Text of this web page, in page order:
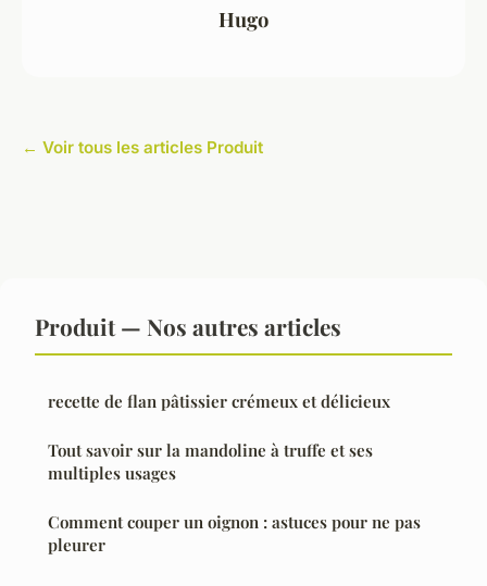
Hugo
← Voir tous les articles Produit
Produit — Nos autres articles
recette de flan pâtissier crémeux et délicieux
Tout savoir sur la mandoline à truffe et ses
multiples usages
Comment couper un oignon : astuces pour ne pas
pleurer